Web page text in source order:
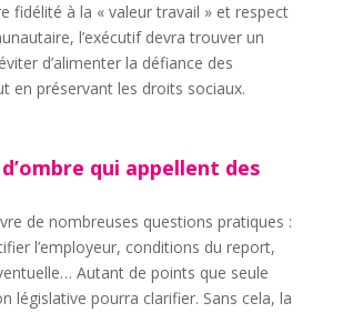
fidélité à la « valeur travail » et respect
l’exécutif devra trouver un
d’alimenter la défiance des
en préservant les droits sociaux.
qui appellent des
de nombreuses questions pratiques :
l’employeur, conditions du report,
Autant de points que seule
législative pourra clarifier. Sans cela, la